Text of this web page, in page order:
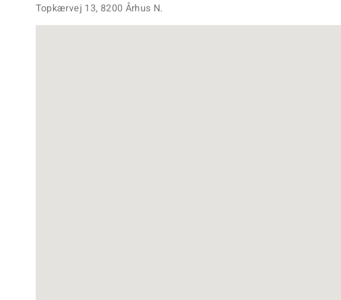
Topkærvej 13, 8200 Århus N.